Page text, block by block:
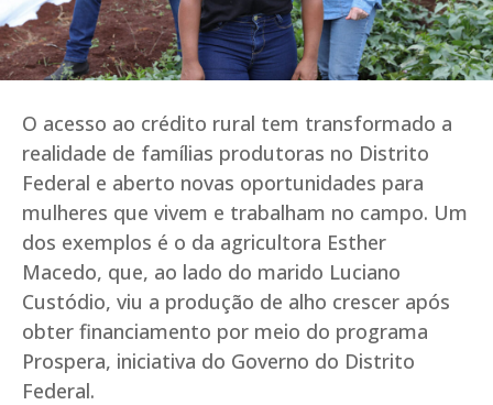
O acesso ao crédito rural tem transformado a
realidade de famílias produtoras no Distrito
Federal e aberto novas oportunidades para
mulheres que vivem e trabalham no campo. Um
dos exemplos é o da agricultora Esther
Macedo, que, ao lado do marido Luciano
Custódio, viu a produção de alho crescer após
obter financiamento por meio do programa
Prospera, iniciativa do Governo do Distrito
Federal.